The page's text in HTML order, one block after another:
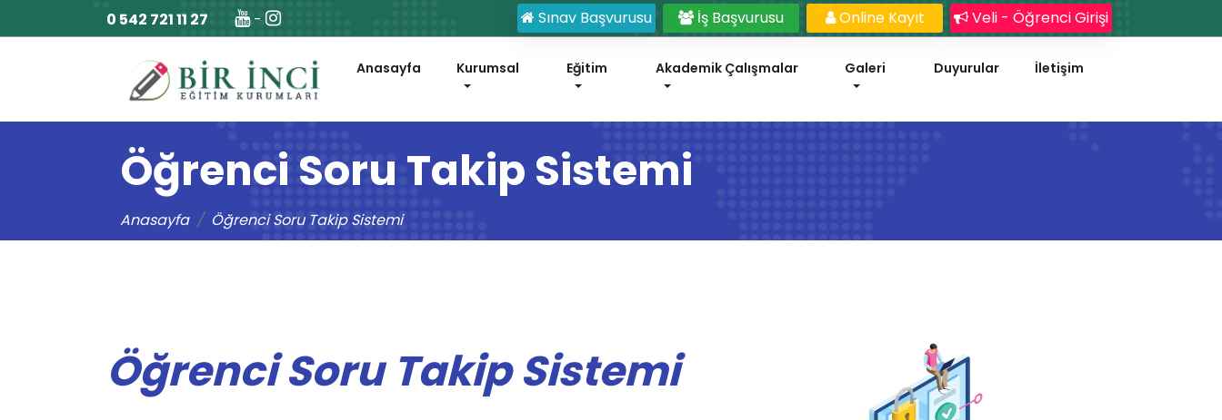
0 542 721 11 27 - Veli - Öğrenci Girişi
Online Kayıt
İş Başvurusu
Sınav Başvurusu
Anasayfa Kurumsal Eğitim Akademik Çalışmalar Galeri Duyurular İletişim
Öğrenci Soru Takip Sistemi
Anasayfa Öğrenci Soru Takip Sistemi
Öğrenci Soru Takip Sistemi